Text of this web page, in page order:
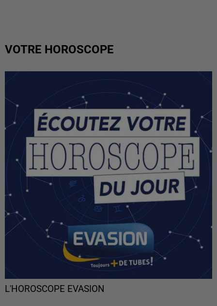
VOTRE HOROSCOPE
L'HOROSCOPE EVASION